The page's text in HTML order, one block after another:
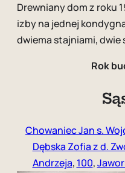
Drewniany dom z roku
izby na jednej
dwiema stajniami, dwie
Rok
Chowaniec Jan s.
Dębska Zofia z d.
Andrzeja, 100,